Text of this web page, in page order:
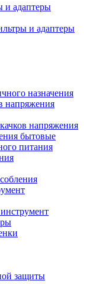
и адаптеры
и адаптеры
назначения
напряжения
напряжения
бытовые
питания
защиты